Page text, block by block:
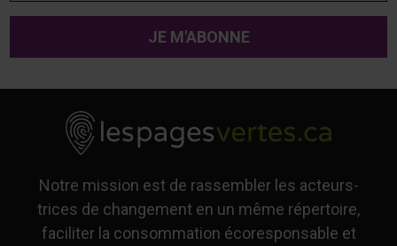
Notre mission est de rassembler les acteurs-
trices de changement en un même répertoire,
faciliter la consommation écoresponsable et